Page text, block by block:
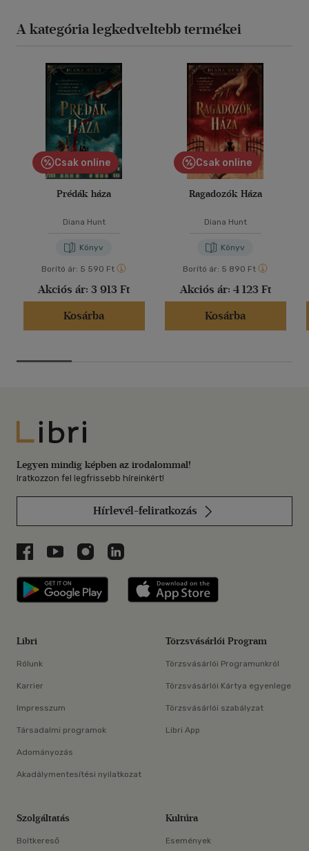
A kategória legkedveltebb termékei
Csak online
Prédák háza
Diana Hunt
Könyv
Borító ár: 5 590 Ft
Akciós ár: 3 913 Ft
Kosárba
Csak online
Ragadozók Háza
Diana Hunt
Könyv
Borító ár: 5 890 Ft
Akciós ár: 4 123 Ft
Kosárba
Libri
Legyen mindig képben az irodalommal!
Iratkozzon fel legfrissebb híreinkért!
Hírlevél-feliratkozás
Libri a Facebookon
Libri a Youtube-on
Libri az Instagramon
Libri a LinkedInen
Libri applikáció Szerezd meg: Google
Libri
Rólunk
Karrier
Impresszum
Társadalmi programok
Adományozás
Akadálymentesítési nyilatkozat
Törzsvásárlói Program
Törzsvásárlói Programunkról
Törzsvásárlói Kártya egyenlege
Törzsvásárlói szabályzat
Libri App
Szolgáltatás
Boltkereső
Kultúra
Események